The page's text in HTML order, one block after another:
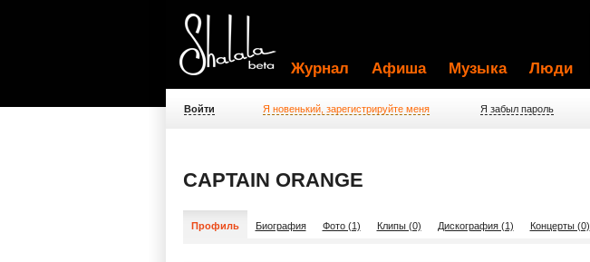
Журнал Афиша Музыка Люди
Войти Я новенький, зарегистрируйте меня Я забыл пароль
CAPTAIN ORANGE
Профиль Биография Фото (1) Клипы (0) Дискография (1) Концерты (0)